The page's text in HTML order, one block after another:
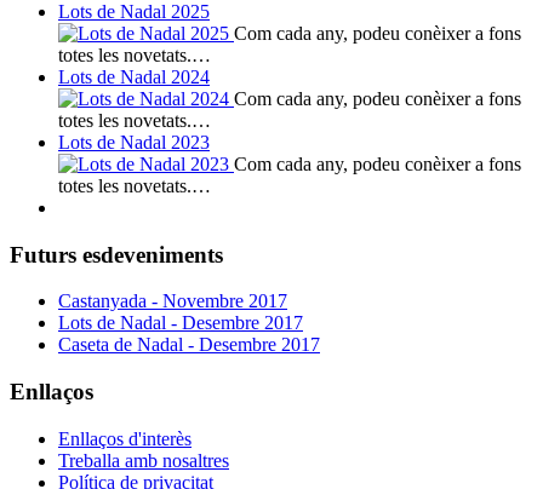
Lots de Nadal 2025
Com cada any, podeu conèixer a fons
totes les novetats.…
Lots de Nadal 2024
Com cada any, podeu conèixer a fons
totes les novetats.…
Lots de Nadal 2023
Com cada any, podeu conèixer a fons
totes les novetats.…
Futurs esdeveniments
Castanyada - Novembre 2017
Lots de Nadal - Desembre 2017
Caseta de Nadal - Desembre 2017
Enllaços
Enllaços d'interès
Treballa amb nosaltres
Política de privacitat